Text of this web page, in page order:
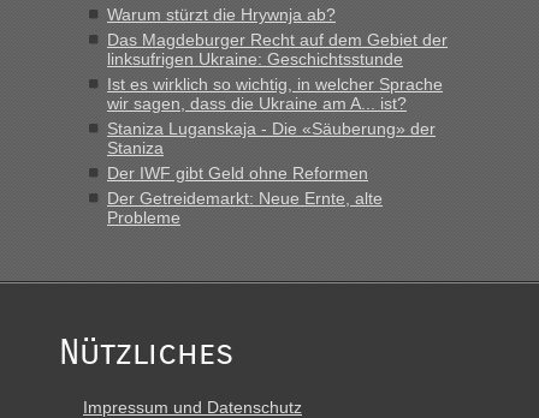
Warum stürzt die Hrywnja ab?
Das Magdeburger Recht auf dem Gebiet der
linksufrigen Ukraine: Geschichtsstunde
Ist es wirklich so wichtig, in welcher Sprache
wir sagen, dass die Ukraine am A... ist?
Staniza Luganskaja - Die «Säuberung» der
Staniza
Der IWF gibt Geld ohne Reformen
Der Getreidemarkt: Neue Ernte, alte
Probleme
Nützliches
Impressum und Datenschutz